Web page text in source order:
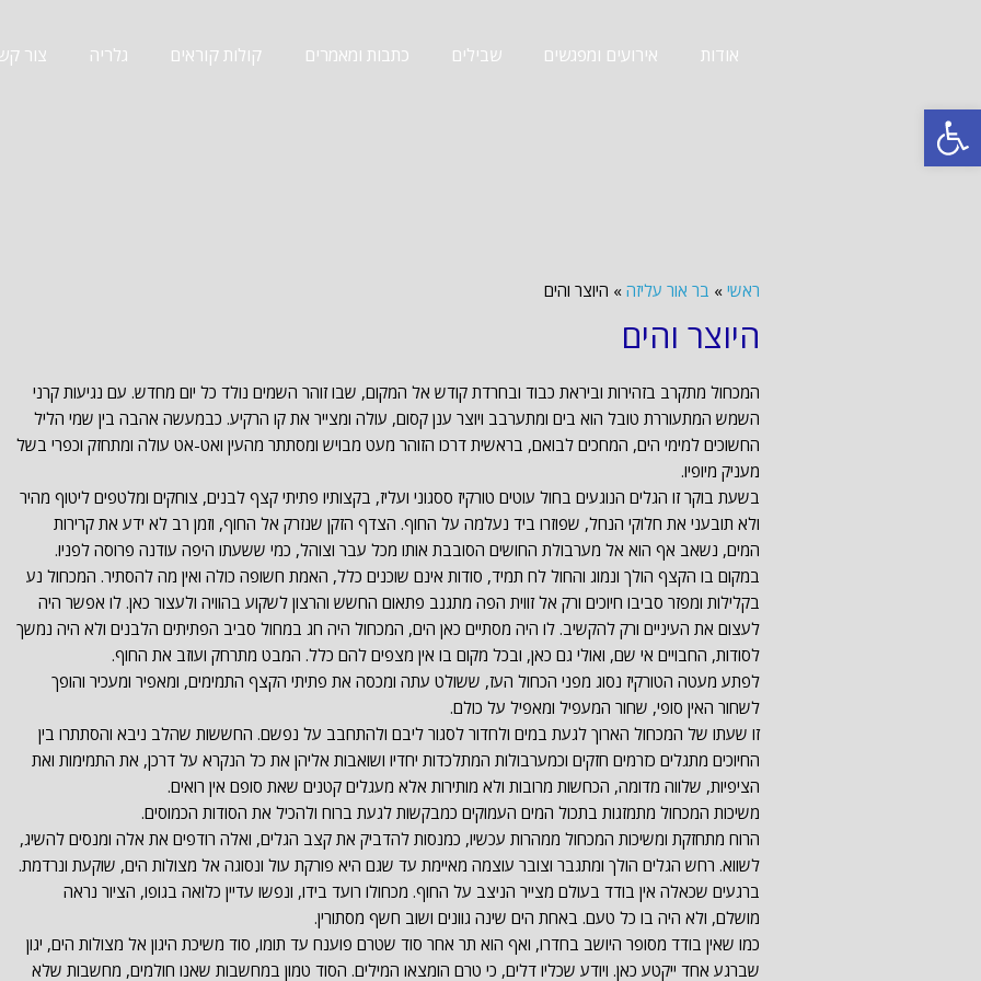
פתח סרגל נגישות
אודות אירועים ומפגשים שבילים כתבות ומאמרים קולות קוראים גלריה צור
ראשי » בר אור עליזה » היוצר והים
היוצר והים
המכחול מתקרב בזהירות וביראת כבוד ובחרדת קודש אל המקום, שבו זוהר השמים נולד כל יום מחדש. עם נגיעות קרני
השמש המתעוררת טובל הוא בים ומתערבב ויוצר ענן קסום, עולה ומצייר את קו הרקיע. כבמעשה אהבה בין שמי הליל
החשוכים למימי הים, המחכים לבואם, בראשית דרכו הזוהר מעט מבויש ומסתתר מהעין ואט-אט עולה ומתחזק וכפרי בשל
מעניק מיופיו.
בשעת בוקר זו הגלים הנוגעים בחול עוטים טורקיז ססגוני ועליז, בקצותיו פתיתי קצף לבנים, צוחקים ומלטפים ליטוף מהיר
ולא תובעני את חלוקי הנחל, שפוזרו ביד נעלמה על החוף. הצדף הזקן שנזרק אל החוף, וזמן רב לא ידע את קרירות
המים, נשאב אף הוא אל מערבולת החושים הסובבת אותו מכל עבר וצוהל, כמי ששעתו היפה עודנה פרוסה לפניו.
במקום בו הקצף הולך ונמוג והחול לח תמיד, סודות אינם שוכנים כלל, האמת חשופה כולה ואין מה להסתיר. המכחול נע
בקלילות ומפזר סביבו חיוכים ורק אל זווית הפה מתגנב פתאום החשש והרצון לשקוע בהוויה ולעצור כאן. לו אפשר היה
לעצום את העיניים ורק להקשיב. לו היה מסתיים כאן הים, המכחול היה חג במחול סביב הפתיתים הלבנים ולא היה נמשך
לסודות, החבויים אי שם, ואולי גם כאן, ובכל מקום בו אין מצפים להם כלל. המבט מתרחק ועוזב את החוף.
לפתע מעטה הטורקיז נסוג מפני הכחול העז, ששולט עתה ומכסה את פתיתי הקצף התמימים, ומאפיר ומעכיר והופך
לשחור האין סופי, שחור המעפיל ומאפיל על כולם.
זו שעתו של המכחול הארוך לגעת במים ולחדור לסגור ליבם ולהתחבב על נפשם. החששות שהלב ניבא והסתתרו בין
החיוכים מתגלים כזרמים חזקים וכמערבולות המתלכדות יחדיו ושואבות אליהן את כל הנקרא על דרכן, את התמימות ואת
הציפיות, שלווה מדומה, הכחשות מרובות ולא מותירות אלא מעגלים קטנים שאת סופם אין רואים.
משיכות המכחול מתמזגות בתכול המים העמוקים כמבקשות לגעת ברוח ולהכיל את הסודות הכמוסים.
הרוח מתחזקת ומשיכות המכחול ממהרות עכשיו, כמנסות להדביק את קצב הגלים, ואלה רודפים את אלה ומנסים להשיג,
לשווא. רחש הגלים הולך ומתגבר וצובר עוצמה מאיימת עד שגם היא פורקת עול ונסוגה אל מצולות הים, שוקעת ונרדמת.
ברגעים שכאלה אין בודד בעולם מצייר הניצב על החוף. מכחולו רועד בידו, ונפשו עדיין כלואה בגופו, הציור נראה
מושלם, ולא היה בו כל טעם. באחת הים שינה גוונים ושוב חשף מסתורין.
כמו שאין בודד מסופר היושב בחדרו, ואף הוא תר אחר סוד שטרם פוענח עד תומו, סוד משיכת היגון אל מצולות הים, יגון
שברגע אחד ייקטע כאן. ויודע שכליו דלים, כי טרם הומצאו המילים. הסוד טמון במחשבות שאנו חולמים, מחשבות שלא